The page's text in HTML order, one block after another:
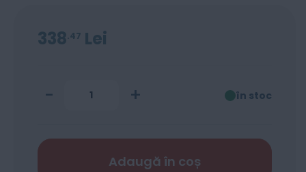
338 47 Lei
- + în stoc
Adaugă în coș